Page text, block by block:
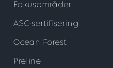
Fokusområder
ASC-sertifisering
Ocean Forest
Preline